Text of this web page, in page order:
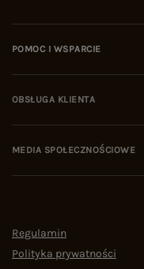
POMOC I WSPARCIE
OBSŁUGA KLIENTA
MEDIA SPOŁECZNOŚCIOWE
Regulamin
Polityka prywatności